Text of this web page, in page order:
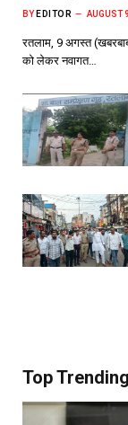
BY EDITOR AUGUST
रतलाम, 9 अगस्त
को लेकर नवागत…
Top Trending